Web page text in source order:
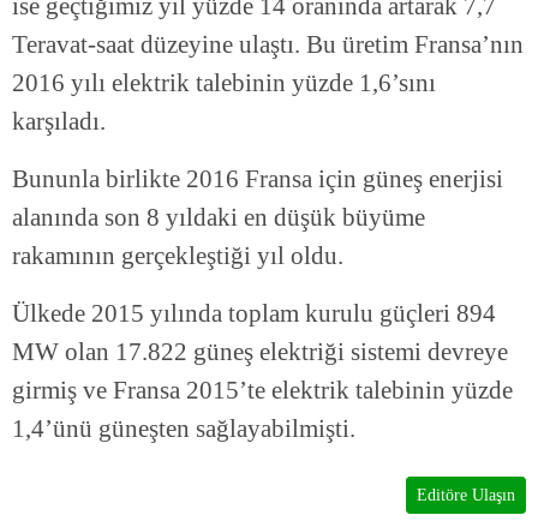
ise geçtiğimiz yıl yüzde 14 oranında artarak 7,7
Teravat-saat düzeyine ulaştı. Bu üretim Fransa’nın
2016 yılı elektrik talebinin yüzde 1,6’sını
karşıladı.
Bununla birlikte 2016 Fransa için güneş enerjisi
alanında son 8 yıldaki en düşük büyüme
rakamının gerçekleştiği yıl oldu.
Ülkede 2015 yılında toplam kurulu güçleri 894
MW olan 17.822 güneş elektriği sistemi devreye
girmiş ve Fransa 2015’te elektrik talebinin yüzde
1,4’ünü güneşten sağlayabilmişti.
Editöre Ulaşın